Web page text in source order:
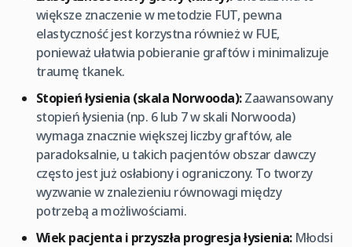
większe znaczenie w metodzie FUT, pewna
elastyczność jest korzystna również w FUE,
ponieważ ułatwia pobieranie graftów i minimalizuje
traumę tkanek.
Stopień łysienia (skala Norwooda):Zaawansowany
stopień łysienia (np. 6 lub 7 w skali Norwooda)
wymaga znacznie większej liczby graftów, ale
paradoksalnie, u takich pacjentów obszar dawczy
często jest już osłabiony i ograniczony. To tworzy
wyzwanie w znalezieniu równowagi między
potrzebą a możliwościami.
Wiek pacjenta i przyszła progresja łysienia:Młodsi